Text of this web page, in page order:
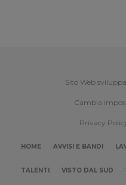
Sito Web
Cambia
Privacy
HOME AVVISI E BANDI
TALENTI VISTO DAL SUD